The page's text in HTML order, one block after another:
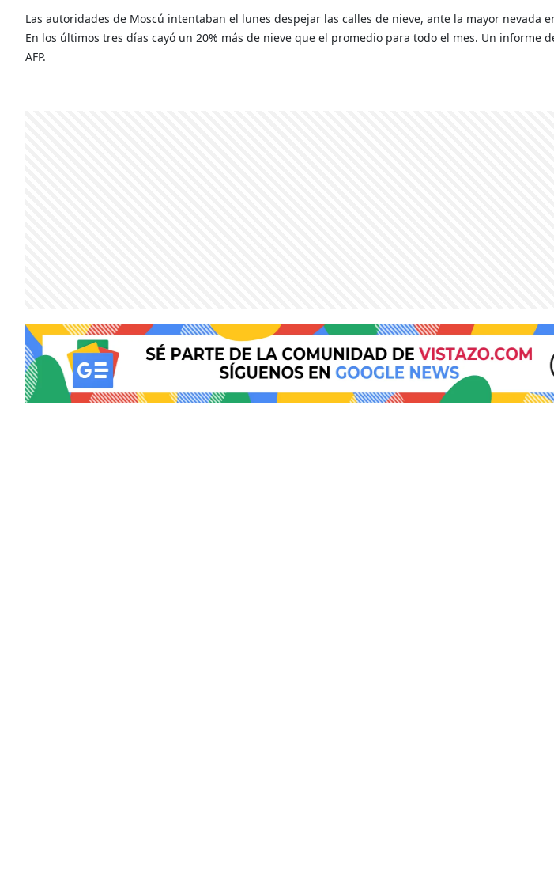
Las autoridades de Moscú intentaban el lunes despejar las calles de nieve, ante la mayor nevada
En los últimos tres días cayó un 20% más de nieve que el promedio para todo el mes. Un informe
AFP.